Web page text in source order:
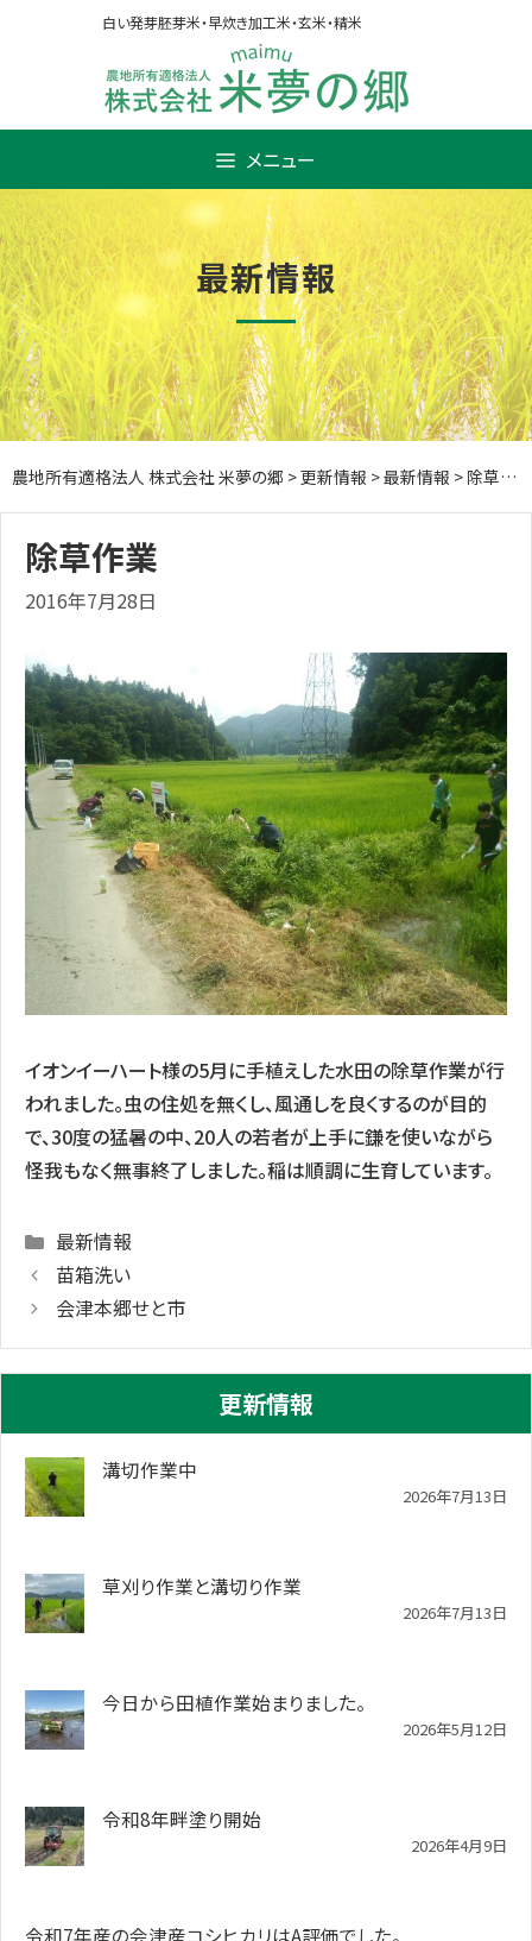
白い発芽胚芽米・早炊き加工米・玄米・精米
メニュー
最新情報
農地所有適格法人 株式会社 米夢の郷 >更新情報 >最新情報 > 除草作業
除草作業
2016年7月28日
イオンイーハート様の5月に手植えした水田の除草作業が行
われました。虫の住処を無くし、風通しを良くするのが目的
で、30度の猛暑の中、20人の若者が上手に鎌を使いながら
怪我もなく無事終了しました。稲は順調に生育しています。
Categories
最新情報
苗箱洗い
会津本郷せと市
更新情報
溝切作業中
2026年7月13日
草刈り作業と溝切り作業
2026年7月13日
今日から田植作業始まりました。
2026年5月12日
令和8年畔塗り開始
2026年4月9日
令和7年産の会津産コシヒカリはA評価でした。